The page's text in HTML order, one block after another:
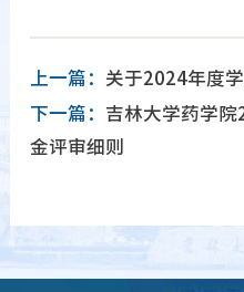
上一篇： 关于2024年度
下一篇： 吉林大学药学
金评审细则